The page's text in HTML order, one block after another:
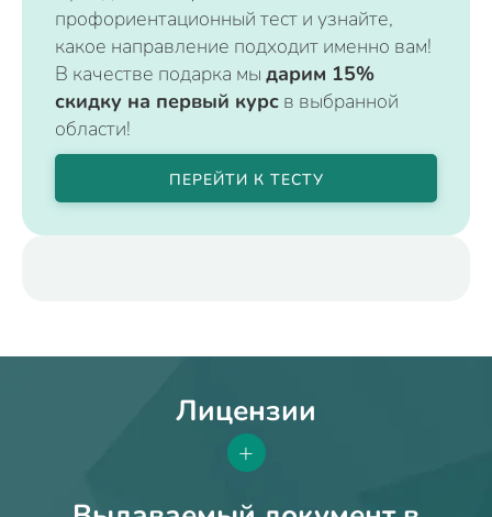
профориентационный тест и узнайте,
какое направление подходит именно вам!
В качестве подарка мы дарим 15%
скидку на первый курс в выбранной
области!
ПЕРЕЙТИ К ТЕСТУ
Лицензии
+